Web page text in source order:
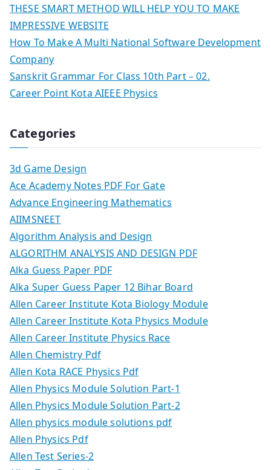
THESE SMART METHOD WILL HELP YOU TO MAKE
IMPRESSIVE WEBSITE
How To Make A Multi National Software Development
Company
Sanskrit Grammar For Class 10th Part – 02.
Career Point Kota AIEEE Physics
Categories
3d Game Design
Ace Academy Notes PDF For Gate
Advance Engineering Mathematics
AIIMSNEET
Algorithm Analysis and Design
ALGORITHM ANALYSIS AND DESIGN PDF
Alka Guess Paper PDF
Alka Super Guess Paper 12 Bihar Board
Allen Career Institute Kota Biology Module
Allen Career Institute Kota Physics Module
Allen Career Institute Physics Race
Allen Chemistry Pdf
Allen Kota RACE Physics Pdf
Allen Physics Module Solution Part-1
Allen Physics Module Solution Part-2
Allen physics module solutions pdf
Allen Physics Pdf
Allen Test Series-2